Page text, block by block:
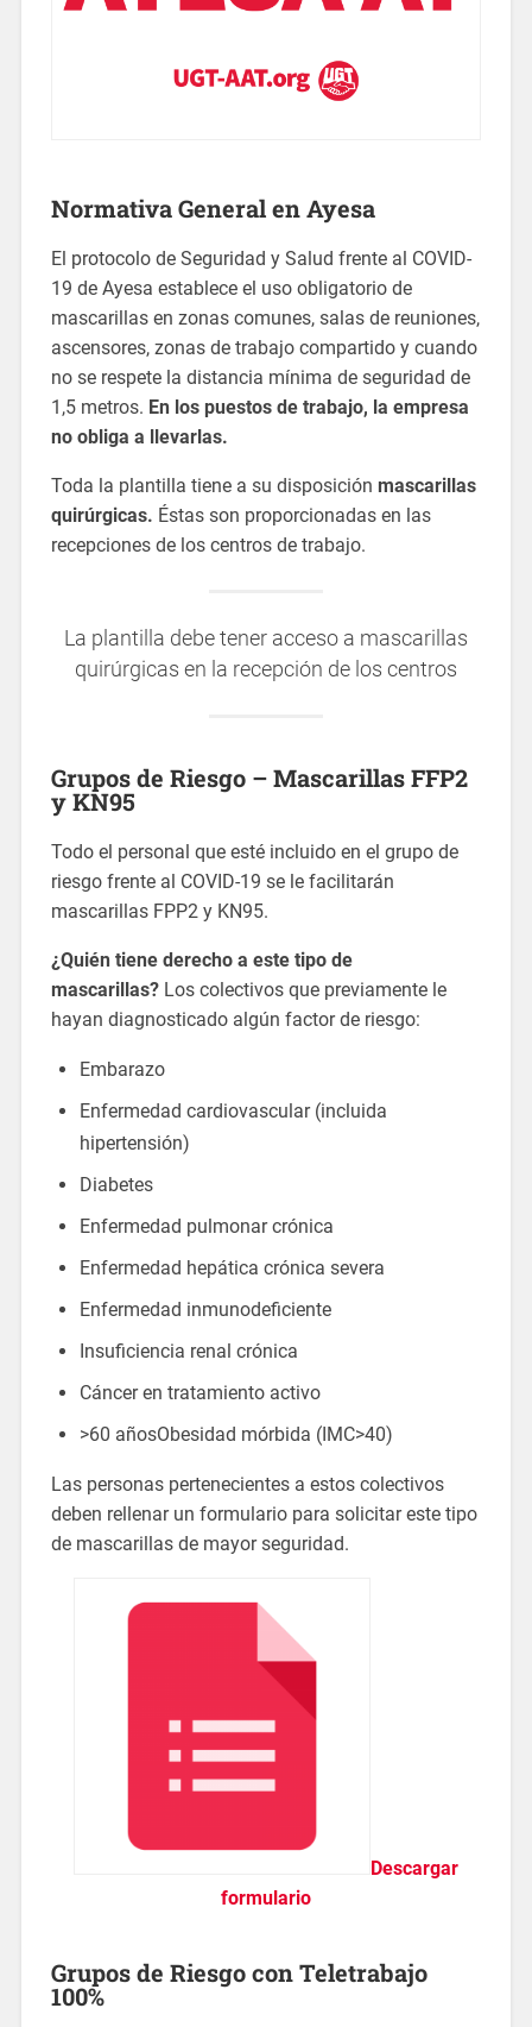
Normativa General en Ayesa
El protocolo de Seguridad y Salud frente al COVID-
19 de Ayesa establece el uso obligatorio de
mascarillas en zonas comunes, salas de reuniones,
ascensores, zonas de trabajo compartido y cuando
no se respete la distancia mínima de seguridad de
1,5 metros. En los puestos de trabajo, la empresa
no obliga a llevarlas.
Toda la plantilla tiene a su disposición mascarillas
quirúrgicas. Éstas son proporcionadas en las
recepciones de los centros de trabajo.
La plantilla debe tener acceso a mascarillas
quirúrgicas en la recepción de los centros
Grupos de Riesgo – Mascarillas FFP2
y KN95
Todo el personal que esté incluido en el grupo de
riesgo frente al COVID-19 se le facilitarán
mascarillas FPP2 y KN95.
¿Quién tiene derecho a este tipo de
mascarillas?Los colectivos que previamente le
hayan diagnosticado algún factor de riesgo:
Embarazo
Enfermedad cardiovascular (incluida
hipertensión)
Diabetes
Enfermedad pulmonar crónica
Enfermedad hepática crónica severa
Enfermedad inmunodeficiente
Insuficiencia renal crónica
Cáncer en tratamiento activo
>60 añosObesidad mórbida (IMC>40)
Las personas pertenecientes a estos colectivos
deben rellenar un formulario para solicitar este tipo
de mascarillas de mayor seguridad.
Descargar
formulario
Grupos de Riesgo con Teletrabajo
100%